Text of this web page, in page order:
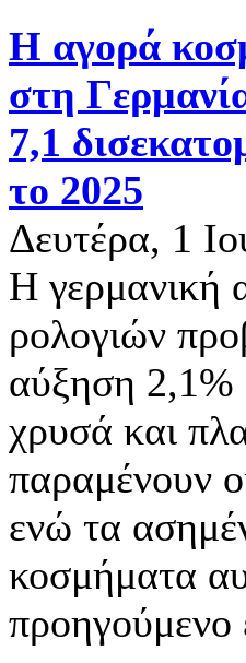
Η αγορά
στη
7,1
το 2025
Δευτέρα, 1
Η γερμανική
ρολογιών
αύξηση 2,1%
χρυσά και
παραμένουν
ενώ τα
κοσμήματα
προηγούμενο